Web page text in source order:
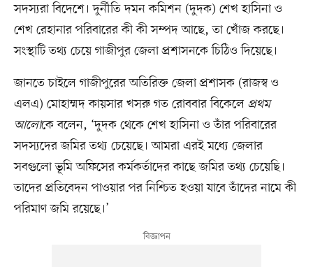
সদস্যরা বিদেশে। দুর্নীতি দমন কমিশন (দুদক) শেখ হাসিনা ও
শেখ রেহানার পরিবারের কী কী সম্পদ আছে, তা খোঁজ করছে।
সংস্থাটি তথ্য চেয়ে গাজীপুর জেলা প্রশাসনকে চিঠিও দিয়েছে।
জানতে চাইলে গাজীপুরের অতিরিক্ত জেলা প্রশাসক (রাজস্ব ও
এলএ) মোহাম্মদ কায়সার খসরু গত রোববার বিকেলে প্রথম
আলোকে বলেন, ‘দুদক থেকে শেখ হাসিনা ও তাঁর পরিবারের
সদস্যদের জমির তথ্য চেয়েছে। আমরা এরই মধ্যে জেলার
সবগুলো ভূমি অফিসের কর্মকর্তাদের কাছে জমির তথ্য চেয়েছি।
তাদের প্রতিবেদন পাওয়ার পর নিশ্চিত হওয়া যাবে তাঁদের নামে কী
পরিমাণ জমি রয়েছে।’